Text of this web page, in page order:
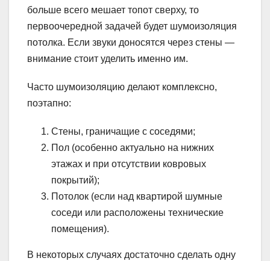
больше всего мешает топот сверху, то
первоочередной задачей будет шумоизоляция
потолка. Если звуки доносятся через стены —
внимание стоит уделить именно им.
Часто шумоизоляцию делают комплексно,
поэтапно:
Стены, граничащие с соседями;
Пол (особенно актуально на нижних
этажах и при отсутствии ковровых
покрытий);
Потолок (если над квартирой шумные
соседи или расположены технические
помещения).
В некоторых случаях достаточно сделать одну